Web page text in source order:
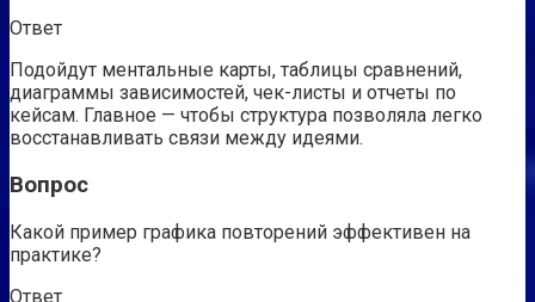
Ответ
Подойдут ментальные карты, таблицы сравнений,
диаграммы зависимостей, чек-листы и отчеты по
кейсам. Главное — чтобы структура позволяла легко
восстанавливать связи между идеями.
Вопрос
Какой пример графика повторений эффективен на
практике?
Ответ